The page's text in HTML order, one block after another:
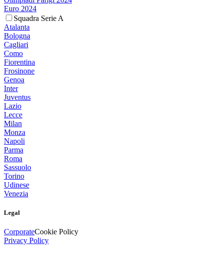
Euro 2024
Squadra Serie A
Atalanta
Bologna
Cagliari
Como
Fiorentina
Frosinone
Genoa
Inter
Juventus
Lazio
Lecce
Milan
Monza
Napoli
Parma
Roma
Sassuolo
Torino
Udinese
Venezia
Legal
CorporateCookie Policy
Privacy Policy